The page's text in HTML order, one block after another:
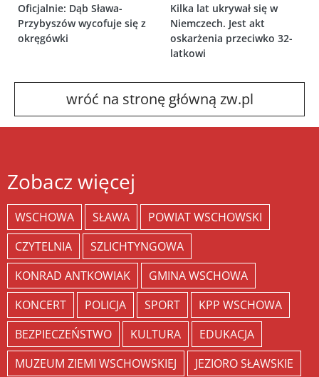
Oficjalnie: Dąb Sława-
Przybyszów wycofuje się z
okręgówki
Kilka lat ukrywał się w
Niemczech. Jest akt
oskarżenia przeciwko 32-
latkowi
wróć na stronę główną zw.pl
Zobacz więcej
WSCHOWA SŁAWA
POWIAT WSCHOWSKI
CZYTELNIA
SZLICHTYNGOWA
KONRAD ANTKOWIAK
GMINA WSCHOWA
KONCERT
POLICJA SPORT
KPP WSCHOWA
BEZPIECZEŃSTWO
KULTURA
EDUKACJA
MUZEUM ZIEMI WSCHOWSKIEJ
JEZIORO SŁAWSKIE